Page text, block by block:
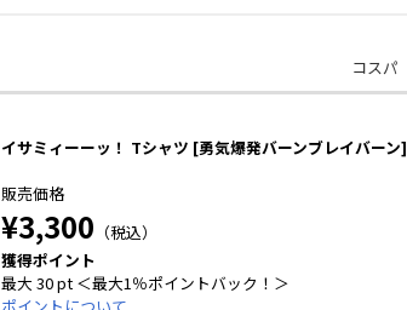
コスパ
イサミィーーッ！ Tシャツ [勇気爆発バーンブレイバーン]
販売価格
¥3,300 （税込）
獲得ポイント
最大 30 pt ＜最大1％ポイントバック！＞